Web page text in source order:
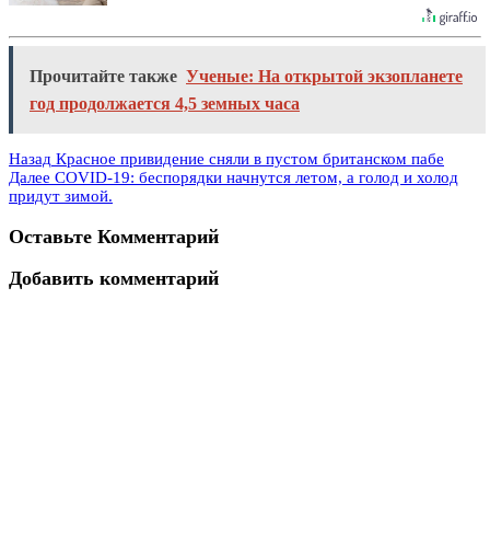
Прочитайте также Ученые: На открытой экзопланете
год продолжается 4,5 земных часа
Назад Красное привидение сняли в пустом британском пабе
Далее COVID-19: беспорядки начнутся летом, а голод и холод
придут зимой.
Оставьте Комментарий
Добавить комментарий